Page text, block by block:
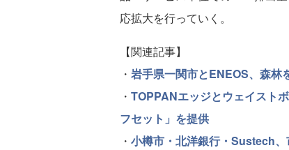
応拡大を行っていく。
【関連記事】
・ 岩手県一関市とENEOS、森林
・ TOPPANエッジとウェイスト
フセット」を提供
・ 小樽市・北洋銀行・Sustech